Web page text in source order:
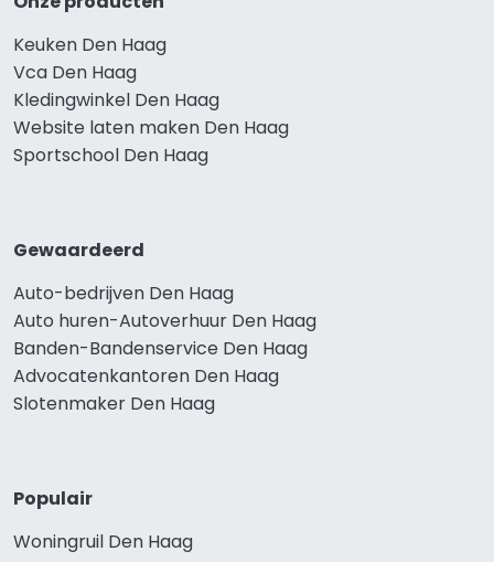
Keuken Den Haag
Vca Den Haag
Kledingwinkel Den Haag
Website laten maken Den Haag
Sportschool Den Haag
Gewaardeerd
Auto-bedrijven Den Haag
Auto huren-Autoverhuur Den Haag
Banden-Bandenservice Den Haag
Advocatenkantoren Den Haag
Slotenmaker Den Haag
Populair
Woningruil Den Haag